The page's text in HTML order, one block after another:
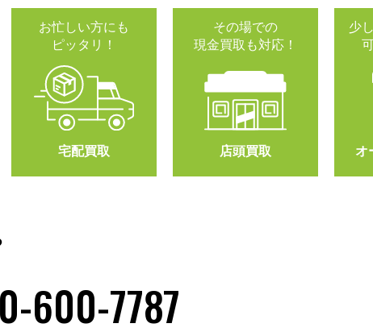
お忙しい方にも
ピッタリ！
宅配買取
その場での
現金買取も対応！
店頭買取
少
オ
600-7787